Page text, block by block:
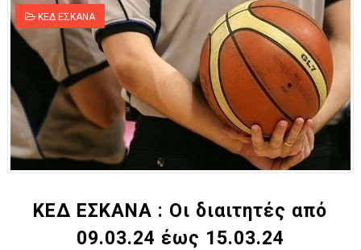
ΚΕΔ ΕΣΚΑΝΑ
ΚΕΔ ΕΣΚΑΝΑ : Οι διαιτητές από
09.03.24 έως 15.03.24